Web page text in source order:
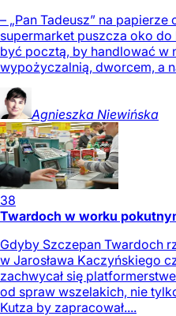
– „Pan Tadeusz” na papierze
supermarket puszcza oko
być pocztą, by handlować w
wypożyczalnią, dworcem, a
Agnieszka Niewińska
38
Twardoch w worku
Gdyby Szczepan Twardoch
w Jarosława Kaczyńskiego
zachwycał się
od spraw wszelakich, nie
Kutza by zapracował....